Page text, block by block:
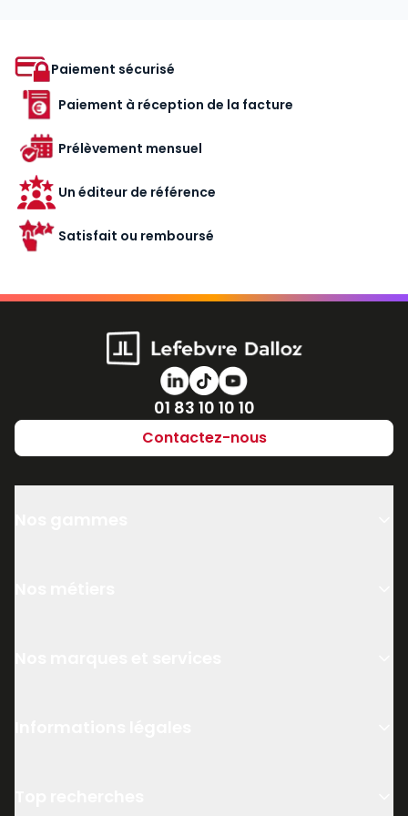
Paiement sécurisé
Paiement à réception de la facture
Prélèvement mensuel
Un éditeur de référence
Satisfait ou remboursé
Numéro de téléphone
01 83 10 10 10
Contactez-nous